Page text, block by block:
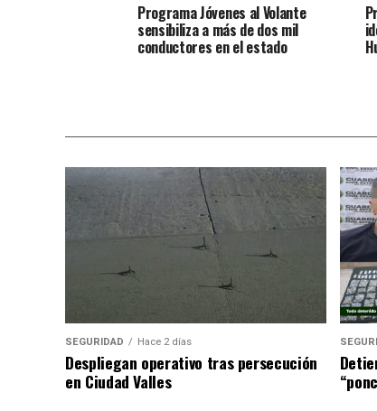
Programa Jóvenes al Volante
sensibiliza a más de dos mil
conductores en el estado
SEGURIDAD Hace 2 días
Despliegan operativo tras persecución
en Ciudad Valles